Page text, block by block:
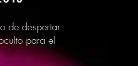
de despertar
para el